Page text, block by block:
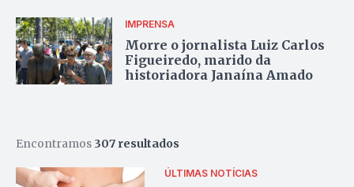
IMPRENSA
Morre o jornalista Luiz Carlos
Figueiredo, marido da
historiadora Janaína Amado
Encontramos 307 resultados
ÚLTIMAS NOTÍCIAS